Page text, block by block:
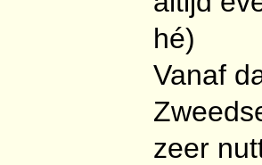
hé)
Vanaf
zeer